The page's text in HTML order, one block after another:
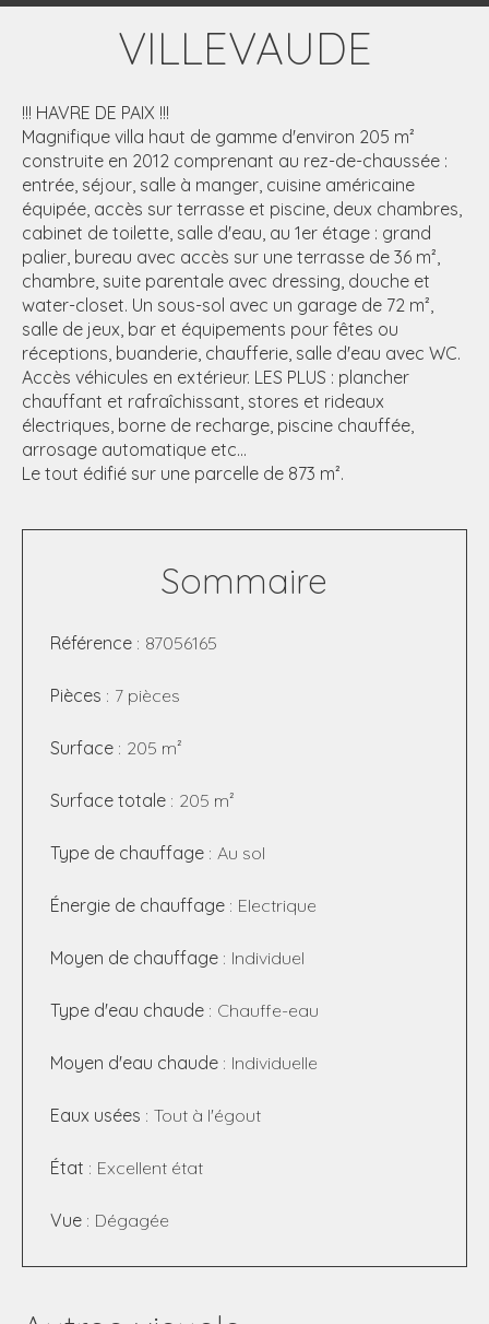
VILLEVAUDE
!!! HAVRE DE PAIX !!!
Magnifique villa haut de gamme d'environ 205 m²
construite en 2012 comprenant au rez-de-chaussée :
entrée, séjour, salle à manger, cuisine américaine
équipée, accès sur terrasse et piscine, deux chambres,
cabinet de toilette, salle d'eau, au 1er étage : grand
palier, bureau avec accès sur une terrasse de 36 m²,
chambre, suite parentale avec dressing, douche et
water-closet. Un sous-sol avec un garage de 72 m²,
salle de jeux, bar et équipements pour fêtes ou
réceptions, buanderie, chaufferie, salle d'eau avec WC.
Accès véhicules en extérieur. LES PLUS : plancher
chauffant et rafraîchissant, stores et rideaux
électriques, borne de recharge, piscine chauffée,
arrosage automatique etc...
Le tout édifié sur une parcelle de 873 m².
Sommaire
Référence 87056165
Pièces 7 pièces
Surface 205 m²
Surface totale 205 m²
Type de chauffage Au sol
Énergie de chauffage Electrique
Moyen de chauffage Individuel
Type d'eau chaude Chauffe-eau
Moyen d'eau chaude Individuelle
Eaux usées Tout à l'égout
État Excellent état
Vue Dégagée